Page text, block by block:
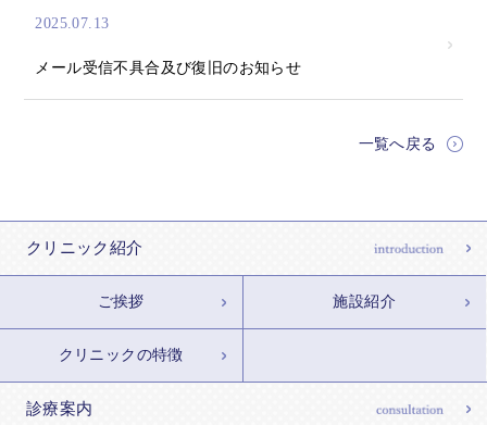
2025.07.13
メール受信不具合及び復旧のお知らせ
一覧へ戻る
クリニック紹介
ご挨拶 施設紹介
クリニックの特徴
診療案内